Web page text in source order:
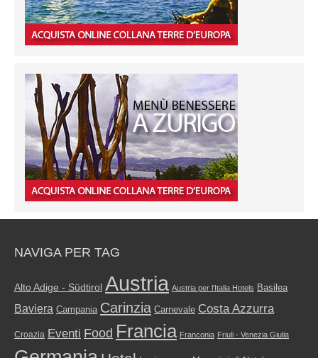
NAVIGA PER TAG
Alto Adige - Südtirol Austria Austria per l'Italia Hotels Basilea
Baviera Campania Carinzia Carnevale Costa Azzurra
Croazia Eventi Food Francia Franconia Friuli - Venezia Giulia